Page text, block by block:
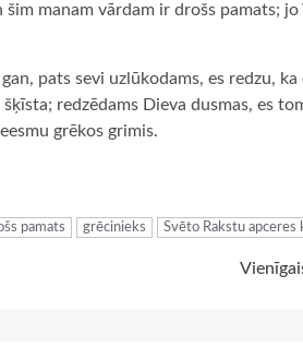
manam vārdam ir drošs pamats;
pats sevi uzlūkodams, es redzu,
redzēdams Dieva dusmas, es
grēkos grimis.
pamats grēcinieks Svēto Rakstu apceres